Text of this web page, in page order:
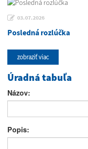
03.07.2026
Posledná rozlúčka
zobraziť viac
Úradná tabuľa
Názov:
Popis: